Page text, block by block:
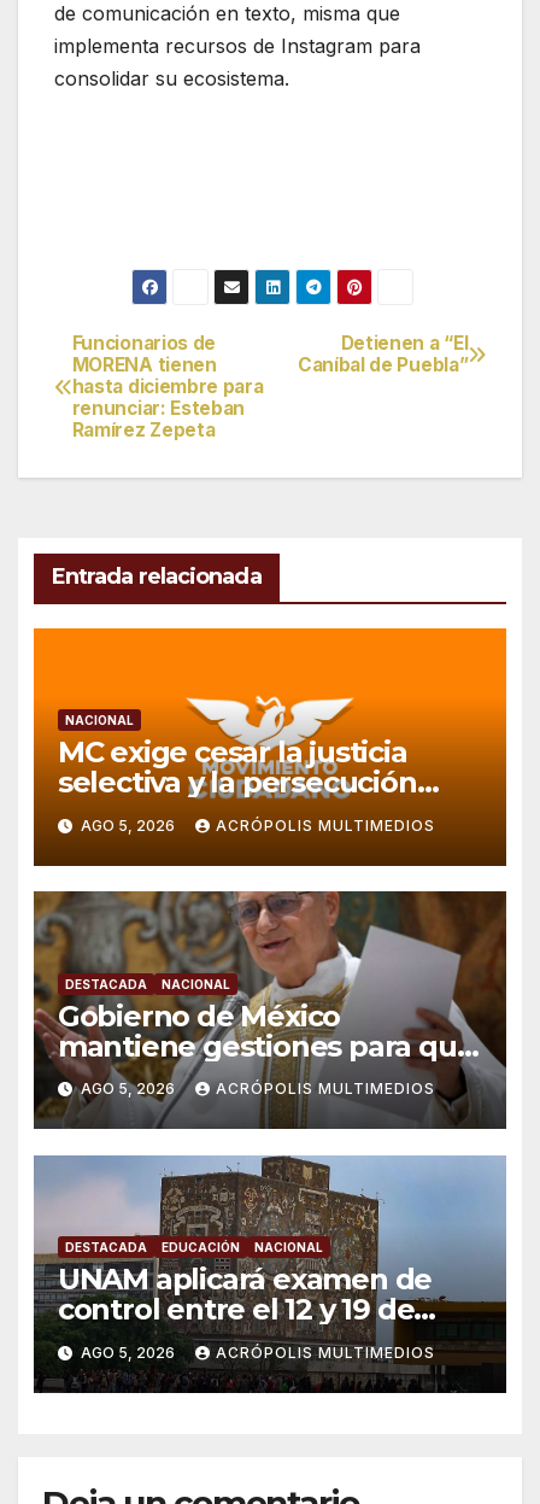
de comunicación en texto, misma que
implementa recursos de Instagram para
consolidar su ecosistema.
Navegación
de
entradas
Detienen a “El
Caníbal de Puebla”
Funcionarios de
MORENA tienen
hasta diciembre para
renunciar: Esteban
Ramírez Zepeta
Entrada relacionada
NACIONAL
MC exige cesar la justicia
selectiva y la persecución
política en Veracruz
AGO 5, 2026 ACRÓPOLIS MULTIMEDIOS
DESTACADA NACIONAL
Gobierno de México
mantiene gestiones para que
el Papa León XIV visite el país
AGO 5, 2026 ACRÓPOLIS MULTIMEDIOS
DESTACADA EDUCACIÓN NACIONAL
UNAM aplicará examen de
control entre el 12 y 19 de
agosto tras polémica por
resultados
AGO 5, 2026 ACRÓPOLIS MULTIMEDIOS